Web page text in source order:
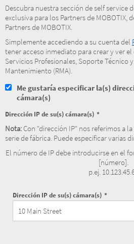
Descubra nuestra sección de self service
exclusiva para los Partners de MOBOTIX,
Partners de MOBOTIX.
Simplemente accediendo a su cuenta del
tener acceso inmediato para crear y ver
Servicios Profesionales, Soporte Técnico
Mantenimiento (RMA).
Me gustaría especificar la(s)
cámara(s)
Dirección IP de su(s) cámara(s)
Nota: Con "dirección IP" nos referimos a
serie de fábrica. Puede especificar varias
El número de IP debe introducirse en el
[número].
p.ej.
Dirección IP de su(s) cámara(s)